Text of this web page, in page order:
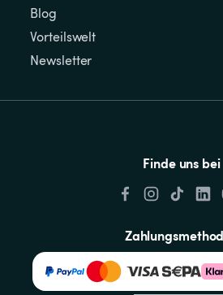
Blog
Vorteilswelt
Newsletter
Finde uns bei